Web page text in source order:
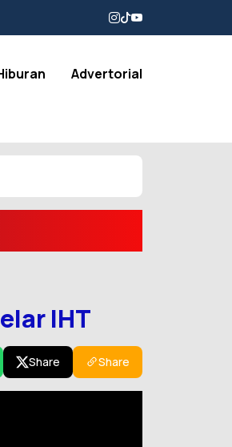
Advertorial
IHT
Share Share